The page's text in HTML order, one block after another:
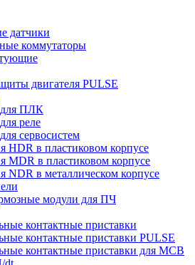
датчики
коммутаторы
двигателя PULSE
для ПЛК
реле
сервосистем
HDR в пластиковом корпусе
MDR в пластиковом корпусе
NDR в металлическом корпусе
модули для ПЧ
контактные приставки
контактные приставки PULSE
контактные приставки для MCB